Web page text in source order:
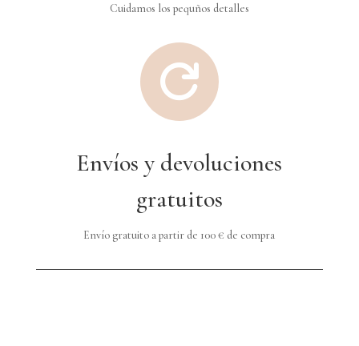
Cuidamos los pequños detalles

Envíos y devoluciones
gratuitos
Envío gratuito a partir de 100 € de compra